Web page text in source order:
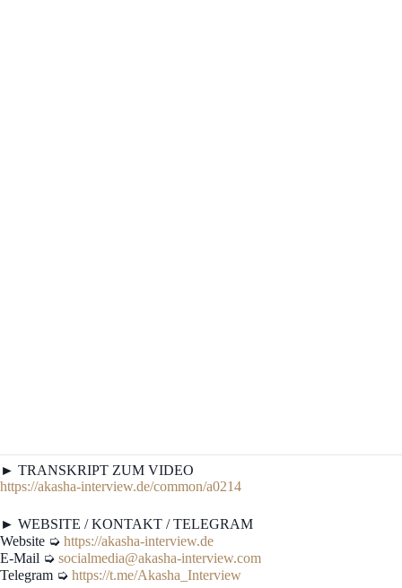
► TRANSKRIPT ZUM VIDEO
https://akasha-interview.de/common/a0214
► WEBSITE / KONTAKT / TELEGRAM
Website ➭ https://akasha-interview.de
E-Mail ➭ socialmedia@akasha-interview.com
Telegram ➭ https://t.me/Akasha_Interview